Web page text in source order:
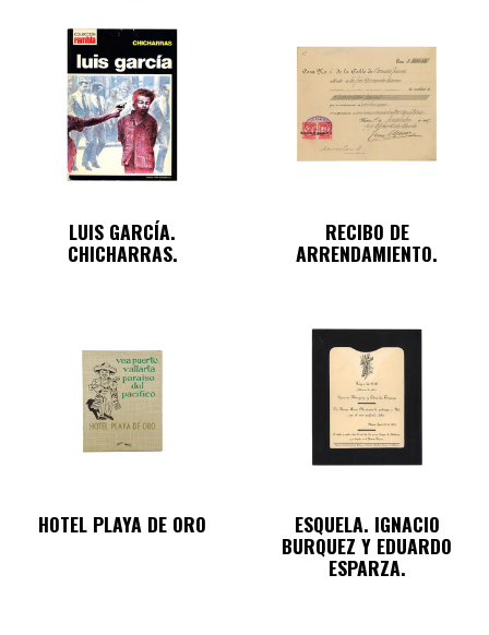
LUIS GARCÍA.
CHICHARRAS.
RECIBO DE
ARRENDAMIENTO.
HOTEL PLAYA DE ORO ESQUELA. IGNACIO
BURQUEZ Y EDUARDO
ESPARZA.